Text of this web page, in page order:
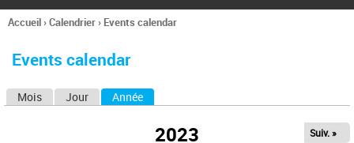
l
h
e
Vous
ici
Accueil›Calendrier› Events calendar
Events calendar
Mois Jour Année
2023 Suiv. »